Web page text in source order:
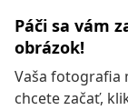
Páči sa vám
obrázok!
Vaša fotografia
chcete začať,